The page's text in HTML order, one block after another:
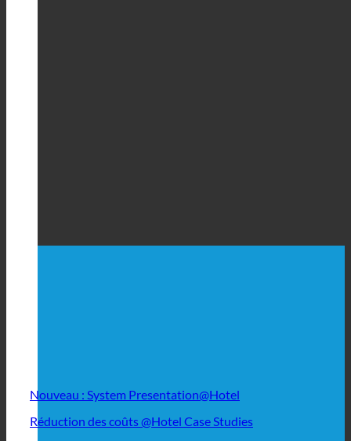
Nouveau : System Presentation@Hotel
Réduction des coûts @Hotel Case Studies